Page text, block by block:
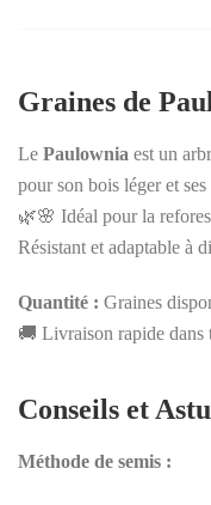
Graines de
Le Paulownia est un
pour son bois léger et
🌿🌸 Idéal pour la
Résistant et adaptable à
Quantité : Graines
🚚 Livraison rapide dans
Conseils et
Méthode de semis :